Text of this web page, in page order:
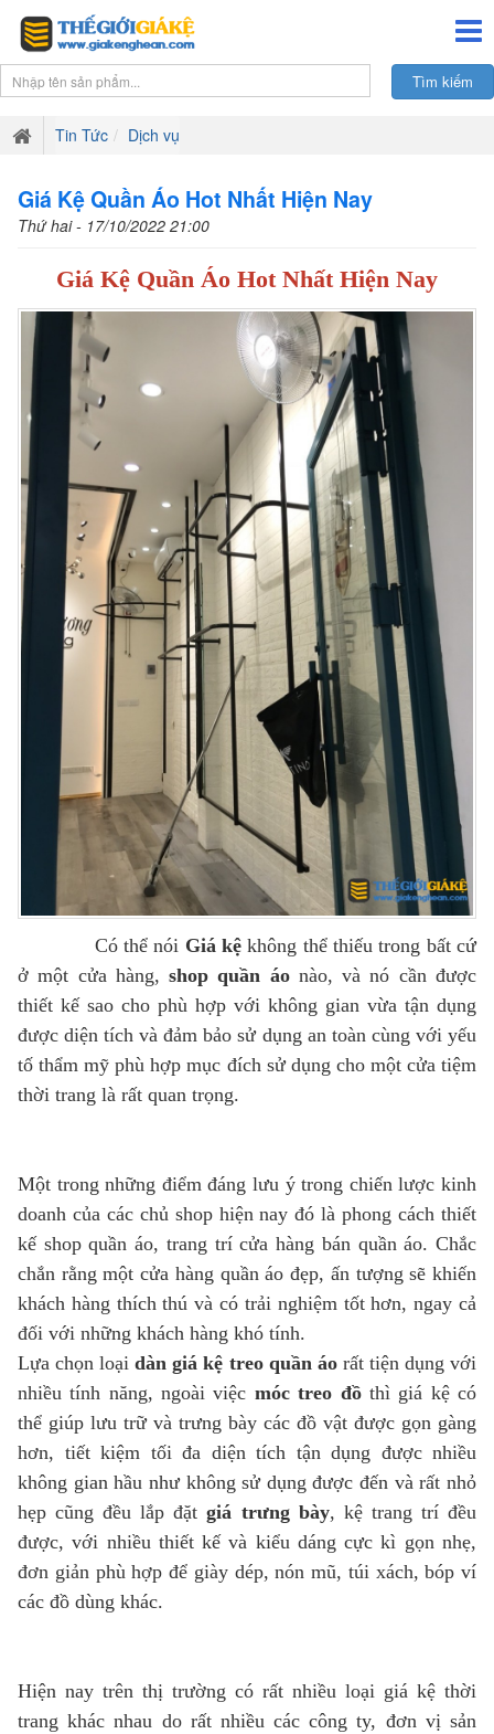
Tin Tức Dịch vụ
Giá Kệ Quần Áo Hot Nhất Hiện Nay
Thứ hai - 17/10/2022 21:00
Giá Kệ Quần Áo Hot Nhất Hiện Nay
Có thể nói Giá kệkhông thể thiếu trong bất cứ
ở một cửa hàng,shop quần áonào, và nó cần được
thiết kế sao cho phù hợp với không gian vừa tận dụng
được diện tích và đảm bảo sử dụng an toàn cùng với yếu
tố thẩm mỹ phù hợp mục đích sử dụng cho một cửa tiệm
thời trang là rất quan trọng.
Một trong những điểm đáng lưu ý trong chiến lược kinh
doanh của các chủ shop hiện nay đó là phong cách thiết
kế shop quần áo, trang trí cửa hàng bán quần áo. Chắc
chắn rằng một cửa hàng quần áo đẹp, ấn tượng sẽ khiến
khách hàng thích thú và có trải nghiệm tốt hơn, ngay cả
đối với những khách hàng khó tính.
Lựa chọn loạidàn giá kệ treo quần áorất tiện dụng với
nhiều tính năng, ngoài việc móc treo đồthì giá kệ có
thể giúp lưu trữ và trưng bày các đồ vật được gọn gàng
hơn, tiết kiệm tối đa diện tích tận dụng được nhiều
không gian hầu như không sử dụng được đến và rất nhỏ
hẹp cũng đều lắp đặtgiá trưng bày, kệ trang trí đều
được, với nhiều thiết kế và kiểu dáng cực kì gọn nhẹ,
đơn giản phù hợp để giày dép, nón mũ, túi xách, bóp ví
các đồ dùng khác.
Hiện nay trên thị trường có rất nhiều loại giá kệ thời
trang khác nhau do rất nhiều các công ty, đơn vị sản